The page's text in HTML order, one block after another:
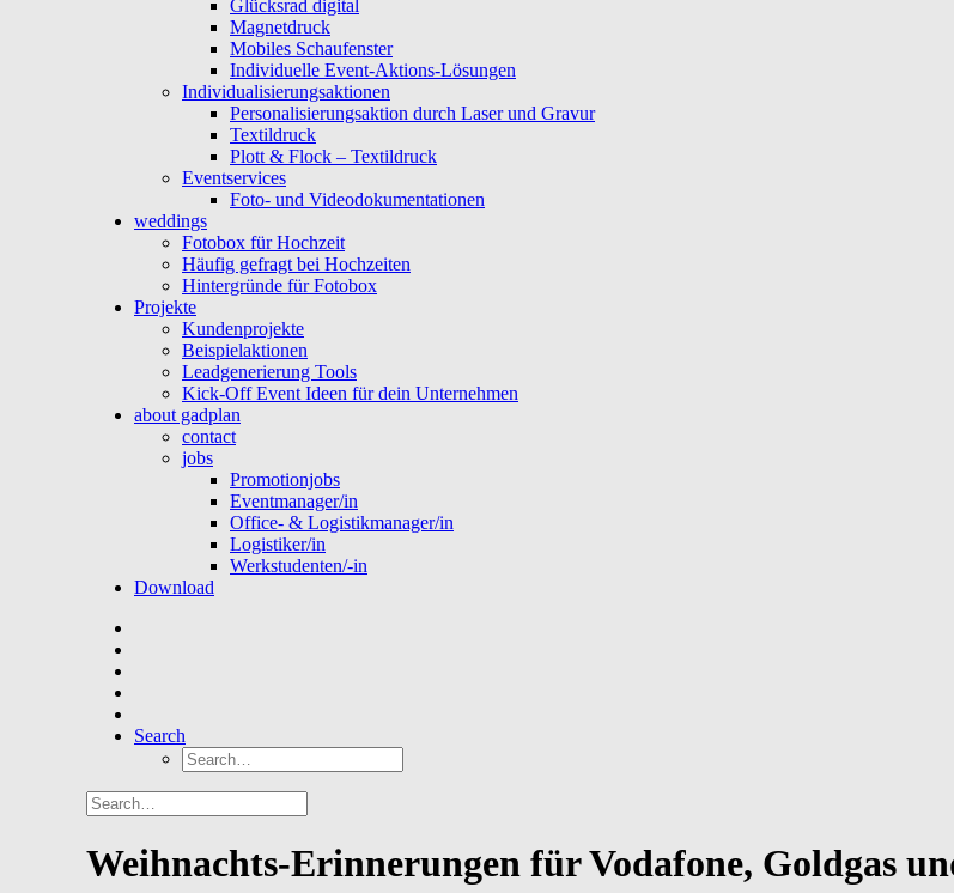
Glücksrad digital
Magnetdruck
Mobiles Schaufenster
Individuelle Event-Aktions-Lösungen
Individualisierungsaktionen
Personalisierungsaktion durch Laser und Gravur
Textildruck
Plott & Flock – Textildruck
Eventservices
Foto- und Videodokumentationen
weddings
Fotobox für Hochzeit
Häufig gefragt bei Hochzeiten
Hintergründe für Fotobox
Projekte
Kundenprojekte
Beispielaktionen
Leadgenerierung Tools
Kick-Off Event Ideen für dein Unternehmen
about gadplan
contact
jobs
Promotionjobs
Eventmanager/in
Office- & Logistikmanager/in
Logistiker/in
Werkstudenten/-in
Download
Search
Weihnachts-Erinnerungen für Vodafone, Goldgas